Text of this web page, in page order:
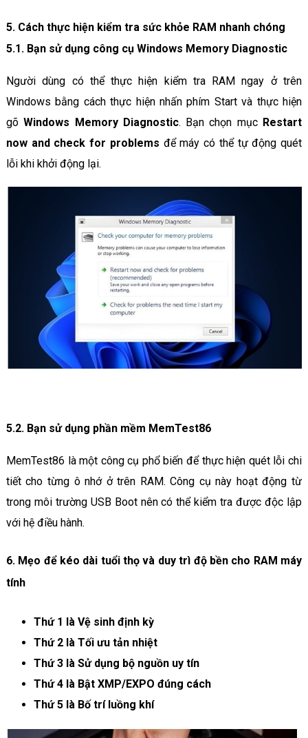
5. Cách thực hiện kiểm tra sức khỏe RAM nhanh chóng
5.1. Bạn sử dụng công cụ Windows Memory Diagnostic
Người dùng có thể thực hiện kiểm tra RAM ngay ở trên
Windows bằng cách thực hiện nhấn phím Start và thực hiện
gõWindows Memory Diagnostic. Bạn chọn mục Restart
now and check for problems để máy có thể tự động quét
lỗi khi khởi động lại.
5.2. Bạn sử dụng phần mềm MemTest86
MemTest86 là một công cụ phổ biến để thực hiện quét lỗi chi
tiết cho từng ô nhớ ở trên RAM. Công cụ này hoạt động từ
trong môi trường USB Boot nên có thể kiểm tra được độc lập
với hệ điều hành.
6. Mẹo để kéo dài tuổi thọ và duy trì độ bền cho RAM máy
tính
Thứ 1 là Vệ sinh định kỳ
Thứ 2 là Tối ưu tản nhiệt
Thứ 3 là Sử dụng bộ nguồn uy tín
Thứ 4 là Bật XMP/EXPO đúng cách
Thứ 5 là Bố trí luồng khí